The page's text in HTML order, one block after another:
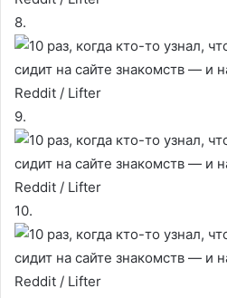
8.
Reddit / Lifter
9.
Reddit / Lifter
10.
Reddit / Lifter